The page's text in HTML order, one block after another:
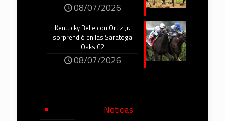
08/07/2026
Kentucky Belle con Ortiz Jr.
sorprendió en las Saratoga
Oaks G2
08/07/2026
Noticias